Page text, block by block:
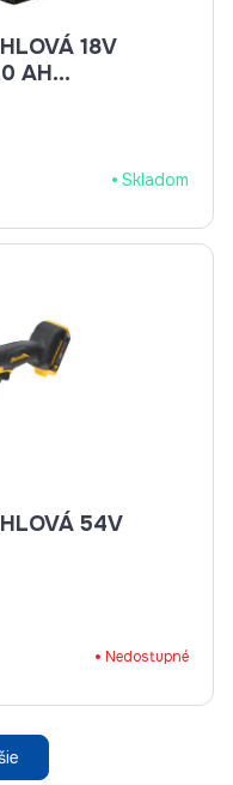
18V
AH
Skladom
54V
Nedostupné